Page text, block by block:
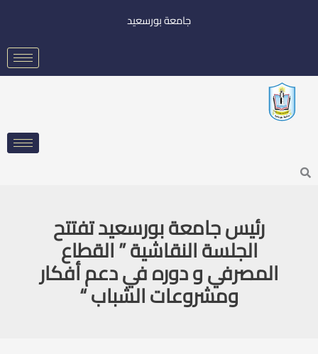
جامعة بورسعيد
Search
رئيس جامعة بورسعيد تفتتح
الجلسة النقاشية ” القطاع
المصرفي و دوره في دعم أفكار
ومشروعات الشباب “